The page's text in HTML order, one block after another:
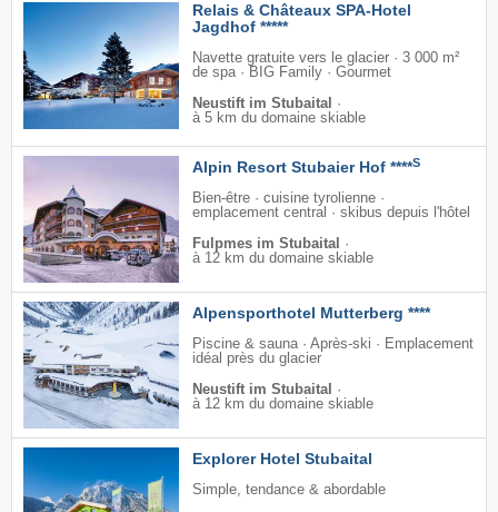
Relais & Châteaux SPA-Hotel
Jagdhof *****
Navette gratuite vers le glacier · 3 000 m²
de spa · BIG Family · Gourmet
Neustift im Stubaital ·
à 5 km du domaine skiable
Alpin Resort Stubaier Hof ****S
Bien-être · cuisine tyrolienne ·
emplacement central · skibus depuis l'hôtel
Fulpmes im Stubaital ·
à 12 km du domaine skiable
Alpensporthotel Mutterberg ****
Piscine & sauna · Après-ski · Emplacement
idéal près du glacier
Neustift im Stubaital ·
à 12 km du domaine skiable
Explorer Hotel Stubaital
Simple, tendance & abordable